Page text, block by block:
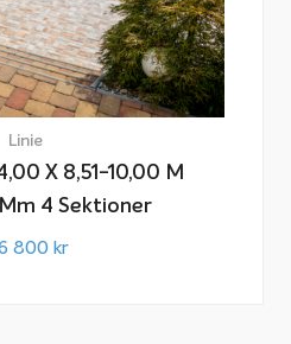
Linie
X 8,51-10,00 M
4 Sektioner
800 kr